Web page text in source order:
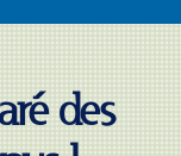
des